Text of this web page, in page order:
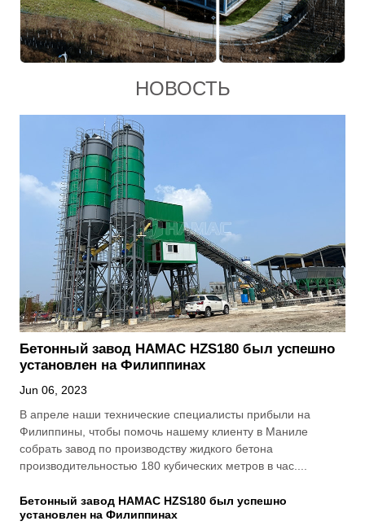
НОВОСТЬ
Бетонный завод HAMAC HZS180 был успешно
установлен на Филиппинах
Jun 06, 2023
В апреле наши технические специалисты прибыли на
Филиппины, чтобы помочь нашему клиенту в Маниле
собрать завод по производству жидкого бетона
производительностью 180 кубических метров в час....
Бетонный завод HAMAC HZS180 был успешно
установлен на Филиппинах